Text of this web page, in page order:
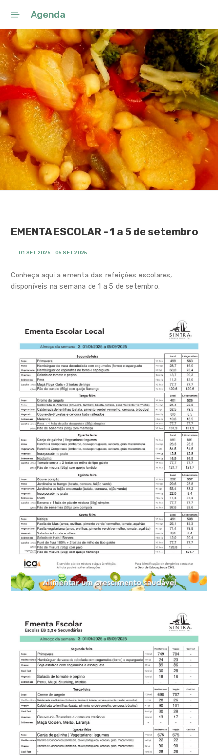
Início
Ano Letivo 2025/26
Projeto Educativo Local
Rede Escolar
Conselho Municipal de
Educação
Programa de Requalificação
do Parque Escolar de Sintra
Observatório
Escolar
Escolas de Sintra 2.0
Ação Socioeducativa
Linha Temporal
Rede Equipamentos Lúdicos
Centro Qualifica Município de
Sintra
Notícias Link Externo
Guias e Recursos
Impressos e formulários
Perguntas Frequentes
Contactos
Agenda
EMENTA ESCOLAR - 1 a 5 de setembro
01 SET 2025 - 05 SET 2025
Conheça aqui a ementa das refeições escolares,
disponíveis na semana de 1 a 5 de setembro.